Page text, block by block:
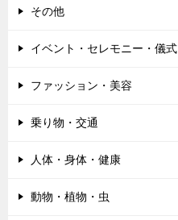
その他
イベント・セレモニー・儀式
ファッション・美容
乗り物・交通
人体・身体・健康
動物・植物・虫